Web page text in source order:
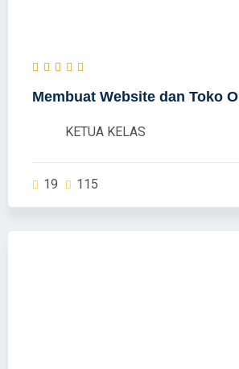
Membuat Website dan Toko
KETUA KELAS
19 115